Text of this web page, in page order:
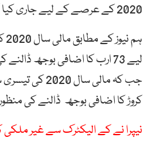
2020 کے عرصے کے لیے جاری کیا گیا ہے۔
لیے 73 ارب کا اضافی بوجھ
کروڑ کا اضافی بوجھ ڈالنے کی
نیپرا نے کے الیکٹرک سے غیر